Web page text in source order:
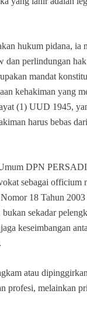
hukum pidana, ia
dan perlindungan
mandat
kehakiman yang
(1) UUD 1945,
harus bebas
DPN
sebagai officium
18 Tahun
sekadar
keseimbangan
atau
profesi, melainkan